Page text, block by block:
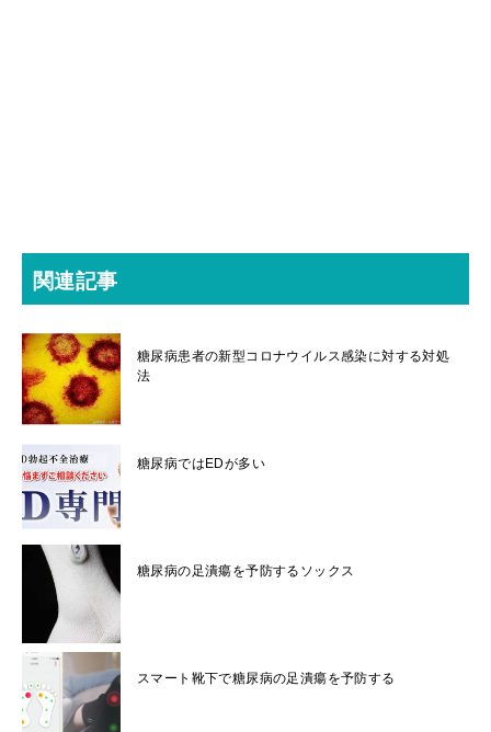
関連記事
糖尿病患者の新型コロナウイルス感染に対する対処
法
糖尿病ではEDが多い
糖尿病の足潰瘍を予防するソックス
スマート靴下で糖尿病の足潰瘍を予防する